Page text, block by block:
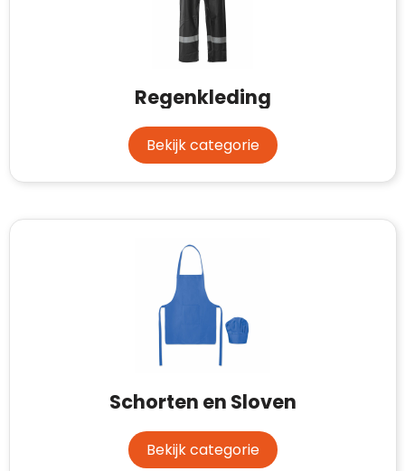
Regenkleding
Bekijk categorie
Schorten en Sloven
Bekijk categorie